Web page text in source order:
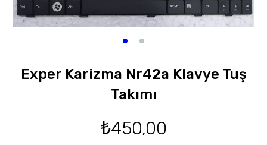
Exper Karizma Nr42a Klavye Tuş
Takımı
₺450,00